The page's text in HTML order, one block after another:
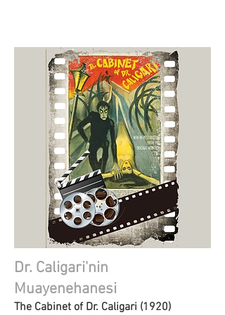
Dr. Caligari'nin
Muayenehanesi
The Cabinet of Dr. Caligari (1920)